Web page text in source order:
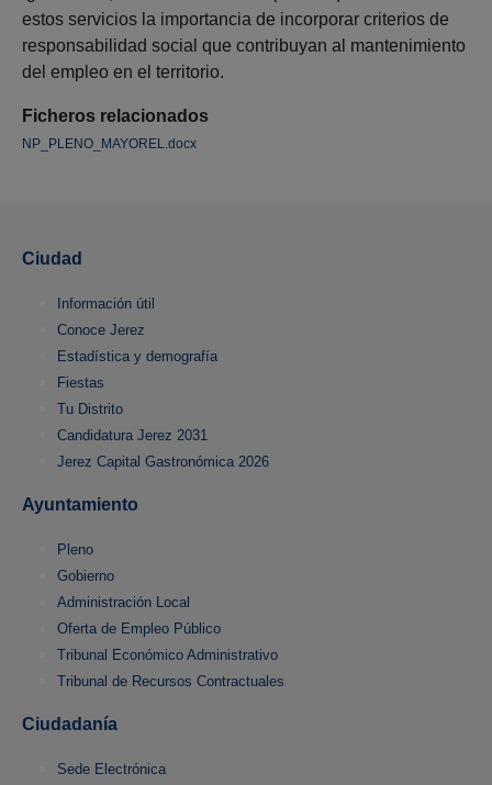
Ficheros relacionados
NP_PLENO_MAYOREL.docx
estos servicios la importancia de incorporar criterios de
responsabilidad social que contribuyan al mantenimiento
del empleo en el territorio.
Ciudad
Información útil
Conoce Jerez
Estadística y demografía
Fiestas
Tu Distrito
Candidatura Jerez 2031
Jerez Capital Gastronómica 2026
Ayuntamiento
Pleno
Gobierno
Administración Local
Oferta de Empleo Público
Tribunal Económico Administrativo
Tribunal de Recursos Contractuales
Ciudadanía
Sede Electrónica